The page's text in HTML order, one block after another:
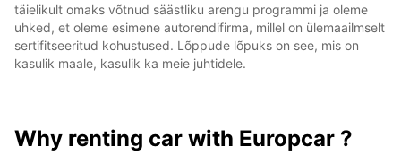
täielikult omaks võtnud säästliku arengu programmi ja oleme
uhked, et oleme esimene autorendifirma, millel on ülemaailmselt
sertifitseeritud kohustused. Lõppude lõpuks on see, mis on
kasulik maale, kasulik ka meie juhtidele.
Why renting car with Europcar ?